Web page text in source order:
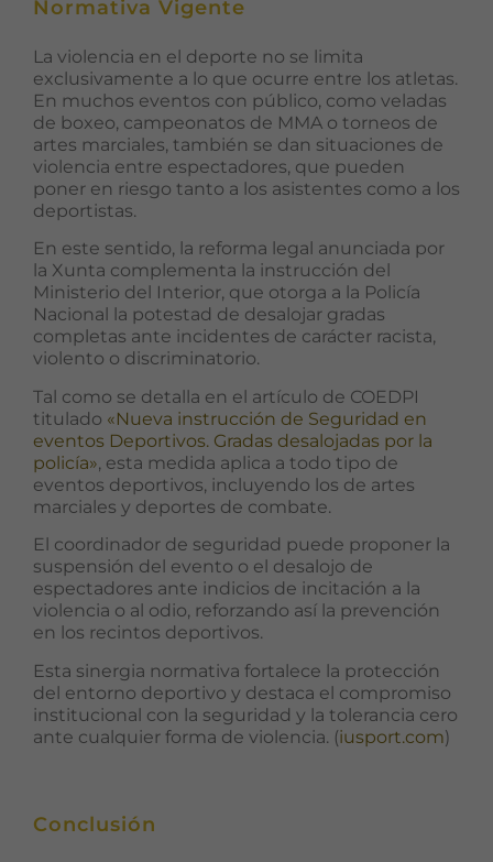
Normativa Vigente
La violencia en el deporte no se limita
exclusivamente a lo que ocurre entre los atletas.
En muchos eventos con público, como veladas
de boxeo, campeonatos de MMA o torneos de
artes marciales, también se dan situaciones de
violencia entre espectadores, que pueden
poner en riesgo tanto a los asistentes como a los
deportistas.
En este sentido, la reforma legal anunciada por
la Xunta complementa la instrucción del
Ministerio del Interior, que otorga a la Policía
Nacional la potestad de desalojar gradas
completas ante incidentes de carácter racista,
violento o discriminatorio.
Tal como se detalla en el artículo de COEDPI
titulado «Nueva instrucción de Seguridad en
eventos Deportivos. Gradas desalojadas por la
policía», esta medida aplica a todo tipo de
eventos deportivos, incluyendo los de artes
marciales y deportes de combate.
El coordinador de seguridad puede proponer la
suspensión del evento o el desalojo de
espectadores ante indicios de incitación a la
violencia o al odio, reforzando así la prevención
en los recintos deportivos.
Esta sinergia normativa fortalece la protección
del entorno deportivo y destaca el compromiso
institucional con la seguridad y la tolerancia cero
ante cualquier forma de violencia. (iusport.com)
Conclusión